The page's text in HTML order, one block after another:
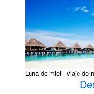
Luna de miel - viaje de